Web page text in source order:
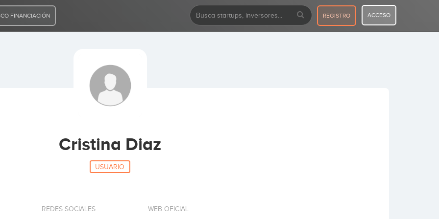
FINANCIACIÓN REGISTRO ACCESO
Cristina Diaz
USUARIO
REDES SOCIALES WEB OFICIAL